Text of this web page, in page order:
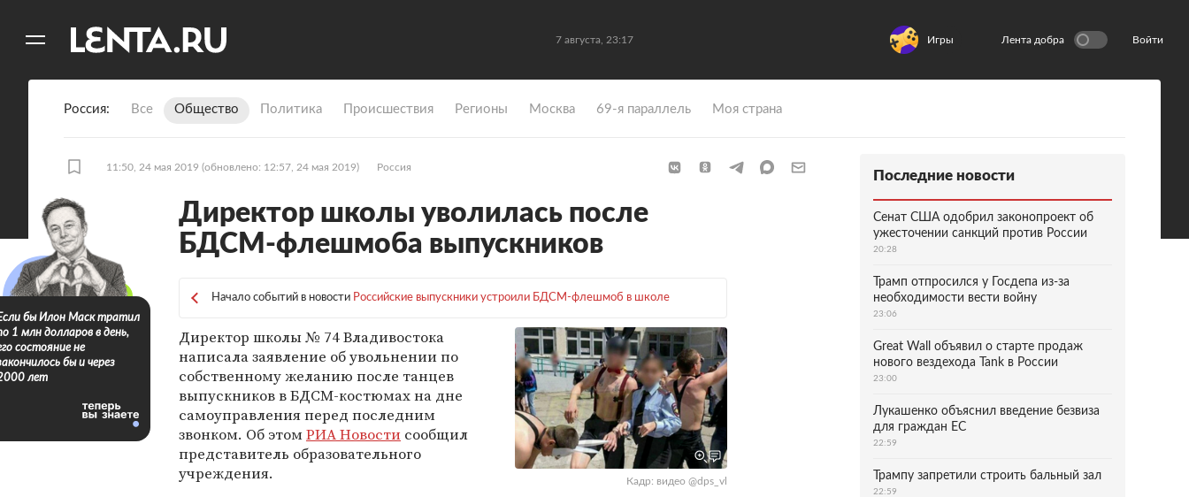
7 августа, 23:17 Игры Лента добра Войти
Россия Все Общество Политика Происшествия Регионы Москва 69-я параллель Моя страна
11:50, 24 мая 2019 (обновлено: 12:57, 24 мая 2019) Россия
Директор школы уволилась после
БДСМ-флешмоба выпускников
Начало событий в новости Российские выпускники устроили БДСМ-флешмоб в школе
Кадр: видео @dps_vl
Директор школы № 74 Владивостока
написала заявление об увольнении по
собственному желанию после танцев
выпускников в БДСМ-костюмах на дне
самоуправления перед последним
звонком. Об этомРИА Новости сообщил
представитель образовательного
учреждения.
бы Илон Маск тратил
1 млн долларов в день,
состояние не
бы и через
лет
Последние новости
Сенат США одобрил законопроект об
ужесточении санкций против России
20:28
Трамп отпросился у Госдепа из-за
необходимости вести войну
23:06
Great Wall объявил о старте продаж
нового вездехода Tank в России
23:00
Лукашенко объяснил введение безвиза
для граждан ЕС
22:59
Трампу запретили строить бальный зал
22:59